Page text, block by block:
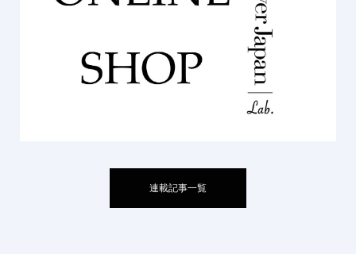
連載記事一覧